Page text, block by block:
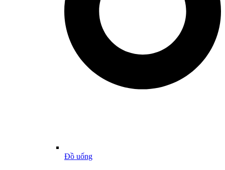
Đồ uống